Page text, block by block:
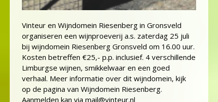
Vinteur en Wijndomein Riesenberg in Gronsveld
organiseren een wijnproeverij a.s. zaterdag 25 juli
bij wijndomein Riesenberg Gronsveld om 16.00 uur.
Kosten betreffen €25,- p.p. inclusief. 4 verschillende
Limburgse wijnen, smikkelwaar en een goed
verhaal. Meer informatie over dit wijndomein, kijk
op de pagina van Wijndomein Riesenberg.
Aanmelden kan via mail@vinteur.nl